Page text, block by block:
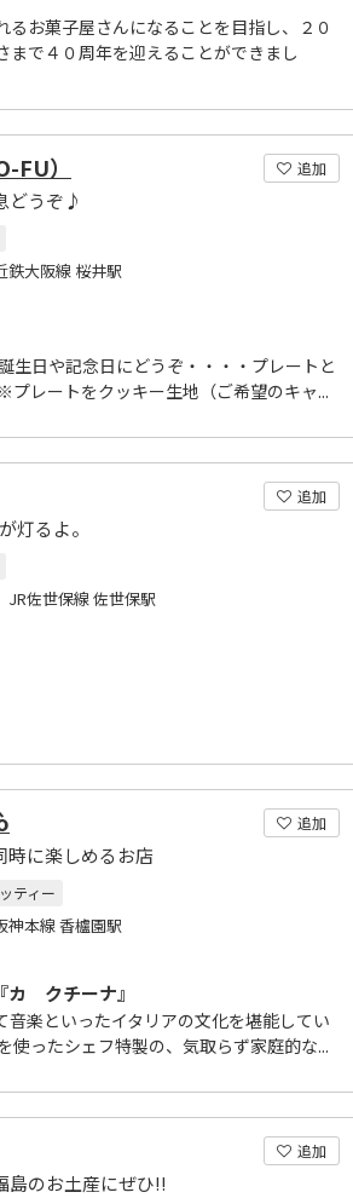
お菓子屋さんになることを目指し、２０
まで４０周年を迎えることができまし
追加
FU）
どうぞ♪
大阪線 桜井駅
生日や記念日にどうぞ・・・・プレートと
レートをクッキー生地（ご希望のキャ...
追加
灯るよ。
佐世保線 佐世保駅
追加
時に楽しめるお店
ティー
本線 香櫨園駅
カ クチーナ』
音楽といったイタリアの文化を堪能してい
使ったシェフ特製の、気取らず家庭的な...
追加
島のお土産にぜひ!!